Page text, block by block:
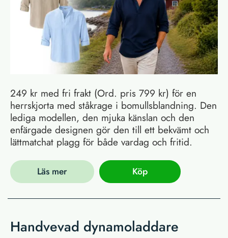
249 kr med fri frakt (Ord. pris 799 kr) för en
herrskjorta med ståkrage i bomullsblandning. Den
lediga modellen, den mjuka känslan och den
enfärgade designen gör den till ett bekvämt och
lättmatchat plagg för både vardag och fritid.
Läs mer Köp
Handvevad dynamoladdare